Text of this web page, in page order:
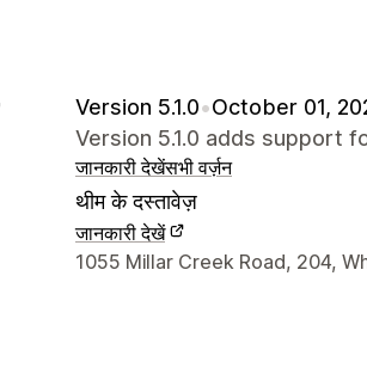
Version 5.1.0•October 01,
Version 5.1.0 adds support
जानकारी देखेंसभी वर्ज़न
थीम के दस्तावेज़
जानकारी देखें
डिज़ाइनर के संपर्क की जानकारी
1055 Millar Creek Road, 204,